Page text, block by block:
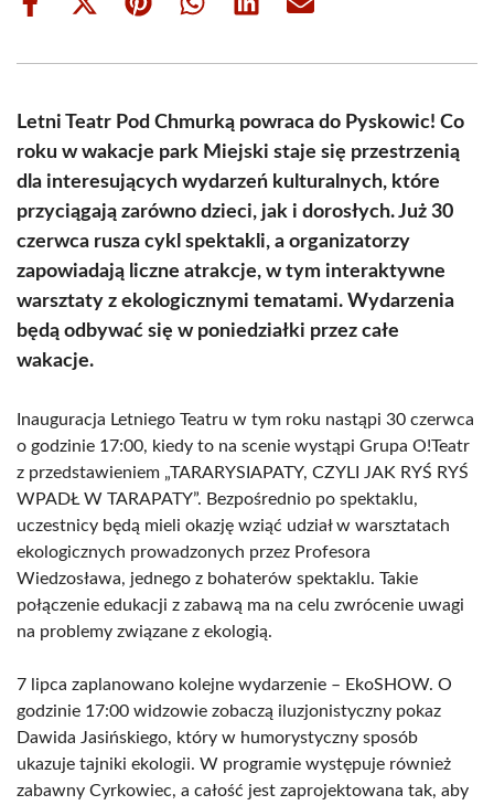
Share
Share
(Twitter)
Share Share Share Share
Letni Teatr Pod Chmurką powraca do Pyskowic! Co
roku w wakacje park Miejski staje się przestrzenią
dla interesujących wydarzeń kulturalnych, które
przyciągają zarówno dzieci, jak i dorosłych. Już 30
czerwca rusza cykl spektakli, a organizatorzy
zapowiadają liczne atrakcje, w tym interaktywne
warsztaty z ekologicznymi tematami. Wydarzenia
będą odbywać się w poniedziałki przez całe
wakacje.
Inauguracja Letniego Teatru w tym roku nastąpi 30 czerwca
o godzinie 17:00, kiedy to na scenie wystąpi Grupa O!Teatr
z przedstawieniem „TARARYSIAPATY, CZYLI JAK RYŚ RYŚ
WPADŁ W TARAPATY”. Bezpośrednio po spektaklu,
uczestnicy będą mieli okazję wziąć udział w warsztatach
ekologicznych prowadzonych przez Profesora
Wiedzosława, jednego z bohaterów spektaklu. Takie
połączenie edukacji z zabawą ma na celu zwrócenie uwagi
na problemy związane z ekologią.
7 lipca zaplanowano kolejne wydarzenie – EkoSHOW. O
godzinie 17:00 widzowie zobaczą iluzjonistyczny pokaz
Dawida Jasińskiego, który w humorystyczny sposób
ukazuje tajniki ekologii. W programie występuje również
zabawny Cyrkowiec, a całość jest zaprojektowana tak, aby